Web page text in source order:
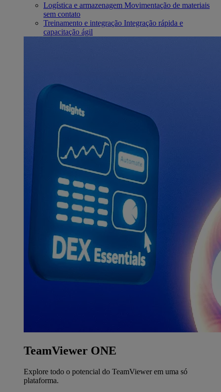
Logística e armazenagem Movimentação de materiais
sem contato
Treinamento e integração Integração rápida e
capacitação ágil
TeamViewer ONE
Explore todo o potencial do TeamViewer em uma só
plataforma.